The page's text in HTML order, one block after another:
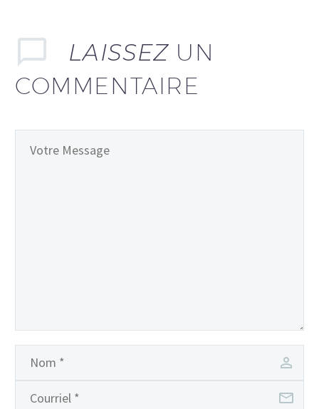
LAISSEZ UN
COMMENTAIRE